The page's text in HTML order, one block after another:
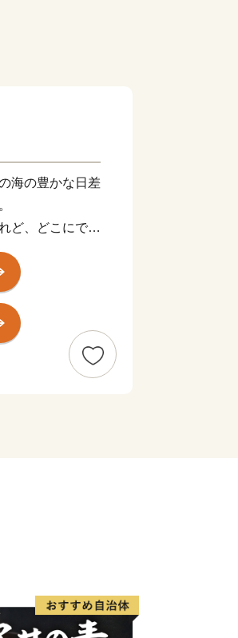
海の豊かな日差
ど、どこにでも
風光明媚な町で
します。
ございます。
年9月26日